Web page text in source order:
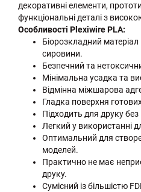
декоративні елементи,
функціональні деталі з
Особливості Plexiwire PLA:
Біорозкладний матеріал
сировини.
Безпечний та
Мінімальна усадка та
Відмінна міжшарова
Гладка поверхня
Підходить для друку без
Легкий у використанні
Оптимальний для
моделей.
Практично не має
друку.
Сумісний із більшістю